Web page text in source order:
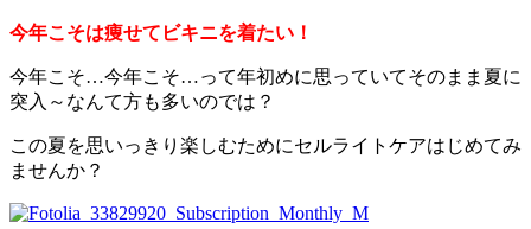
今年こそは痩せてビキニを着たい！
今年こそ…今年こそ…って年初めに思っていてそのまま夏に
突入～なんて方も多いのでは？
この夏を思いっきり楽しむためにセルライトケアはじめてみ
ませんか？